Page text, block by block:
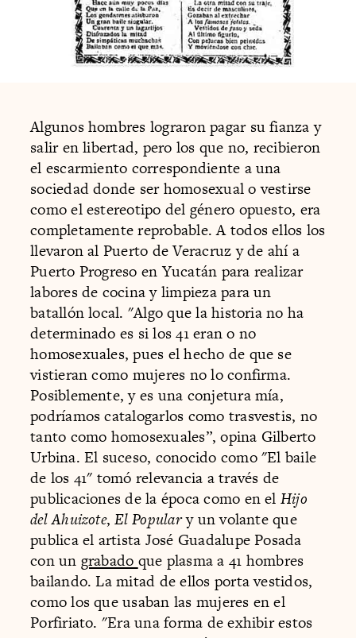
Algunos hombres lograron pagar su fianza y
salir en libertad, pero los que no, recibieron
el escarmiento correspondiente a una
sociedad donde ser homosexual o vestirse
como el estereotipo del género opuesto, era
completamente reprobable. A todos ellos los
llevaron al Puerto de Veracruz y de ahí a
Puerto Progreso en Yucatán para realizar
labores de cocina y limpieza para un
batallón local. "Algo que la historia no ha
determinado es si los 41 eran o no
homosexuales, pues el hecho de que se
vistieran como mujeres no lo confirma.
Posiblemente, y es una conjetura mía,
podríamos catalogarlos como trasvestis, no
tanto como homosexuales”, opina Gilberto
Urbina. El suceso, conocido como "El baile
de los 41" tomó relevancia a través de
publicaciones de la época como en el Hijo
del Ahuizote,El Populary un volante que
publica el artista José Guadalupe Posada
con un grabado que plasma a 41 hombres
bailando. La mitad de ellos porta vestidos,
como los que usaban las mujeres en el
Porfiriato. "Era una forma de exhibir estos